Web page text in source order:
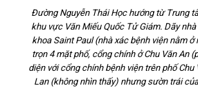
Đường Nguyễn Thái Học hướng từ Trung
khu vực Văn Miếu Quốc Tử Giám. Dãy
khoa Saint Paul (nhà xác bệnh viện nằm
trọn 4 mặt phố, cổng chính ở Chu Văn An
diện với cổng chính bệnh viện trên phố
Lan (không nhìn thấy) nhưng sườn trái